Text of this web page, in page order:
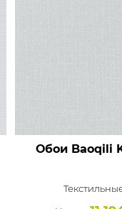
Обои Baoqili